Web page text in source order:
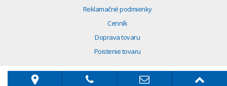
Reklamačné podmienky
Cenník
Doprava tovaru
Poistenie tovaru